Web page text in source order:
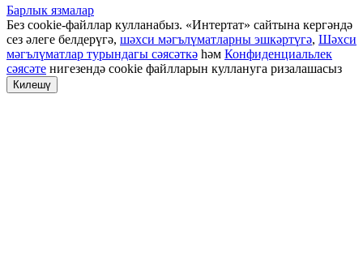
Барлык язмалар
Без cookie-файллар кулланабыз. «Интертат» сайтына кергәндә
сез әлеге белдерүгә, шәхси мәгълүматларны эшкәртүгә, Шәхси
мәгълүматлар турындагы сәясәткә һәм Конфиденциальлек
сәясәте нигезендә cookie файлларын куллануга ризалашасыз
Килешү